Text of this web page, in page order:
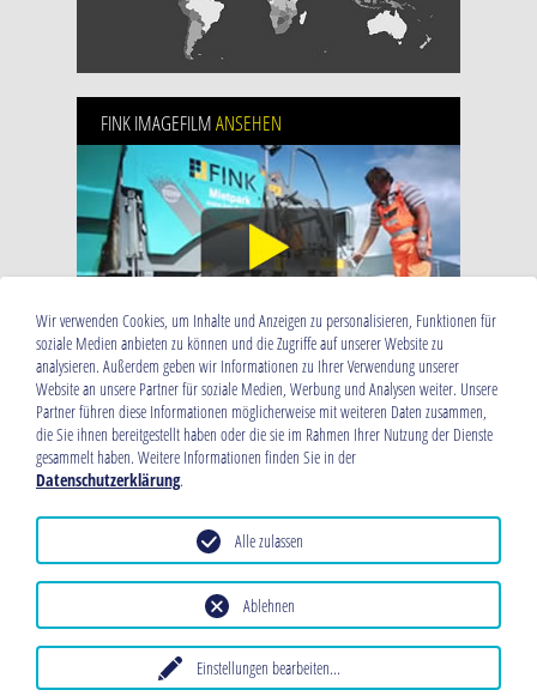
FINK IMAGEFILMANSEHEN
Baumaschinen Fink GmbH
Kirschenleite 25
D-91220 Schnaittach
Telefon: +49 9153 / 970 97-0
Telefax: +49 9153 / 970 97-20
info(at)bm-fink.de
Hardox® is a trademark of the
SSAB group of companies.
Rechtliche Hinweise Datenschutz Impressum
Wir verwenden Cookies, um Inhalte und Anzeigen zu personalisieren, Funktionen für
soziale Medien anbieten zu können und die Zugriffe auf unserer Website zu
analysieren. Außerdem geben wir Informationen zu Ihrer Verwendung unserer
Website an unsere Partner für soziale Medien, Werbung und Analysen weiter. Unsere
Partner führen diese Informationen möglicherweise mit weiteren Daten zusammen,
die Sie ihnen bereitgestellt haben oder die sie im Rahmen Ihrer Nutzung der Dienste
gesammelt haben. Weitere Informationen finden Sie in der
Datenschutzerklärung.
Einstellungen bearbeiten...
Ablehnen
Alle zulassen